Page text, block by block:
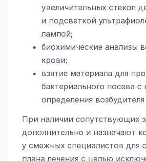
увеличительных стекол
и подсветкой
лампой;
биохимические анализы
крови;
взятие материала для
бактериального посева с
определения
При наличии сопутствующих
дополнительно и назначают
у смежных специалистов для
плана лечения с целью